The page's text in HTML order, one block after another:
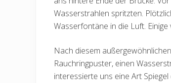
Wasserstrahlen spritzten.
Wasserfontäne in die Luft.
Nach diesem
Rauchringpuster, einen
interessierte uns eine Art